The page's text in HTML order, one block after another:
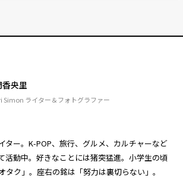
香央里
Simon ライター＆フォトグラファー
ター。K-POP、旅行、グルメ、カルチャーなど
活動中。好きなことには猪突猛進。小学生の頃
タク」。座右の銘は「努力は裏切らない」。